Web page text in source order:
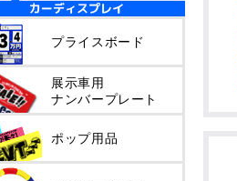
プライスボード
展示車用
ナンバープレート
ポップ用品